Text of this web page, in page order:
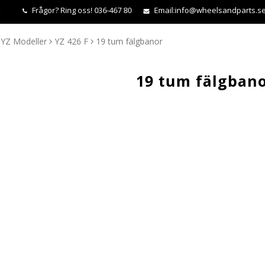
Frågor?Ring oss! 036-467 80 Email:
YZ Modeller YZ 426 F 19 tum fälgbanor
19 tum